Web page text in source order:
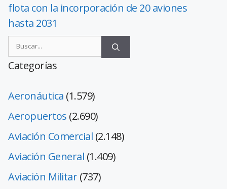
flota con la incorporación de 20 aviones
hasta 2031
Categorías
Aeronáutica (1.579)
Aeropuertos (2.690)
Aviación Comercial (2.148)
Aviación General (1.409)
Aviación Militar(737)